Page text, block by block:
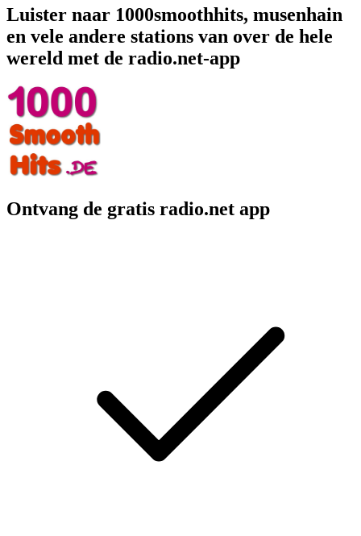
Luister naar 1000smoothhits, musenhain
en vele andere stations van over de hele
wereld met de radio.net-app
Ontvang de gratis radio.net app